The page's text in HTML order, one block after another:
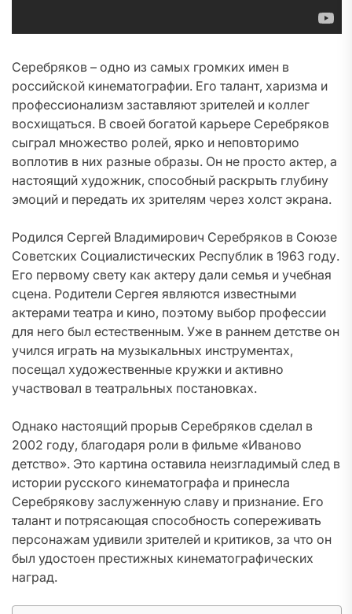
Серебряков – одно из самых громких имен в
российской кинематографии. Его талант, харизма и
профессионализм заставляют зрителей и коллег
восхищаться. В своей богатой карьере Серебряков
сыграл множество ролей, ярко и неповторимо
воплотив в них разные образы. Он не просто актер, а
настоящий художник, способный раскрыть глубину
эмоций и передать их зрителям через холст экрана.
Родился Сергей Владимирович Серебряков в Союзе
Советских Социалистических Республик в 1963 году.
Его первому свету как актеру дали семья и учебная
сцена. Родители Сергея являются известными
актерами театра и кино, поэтому выбор профессии
для него был естественным. Уже в раннем детстве он
учился играть на музыкальных инструментах,
посещал художественные кружки и активно
участвовал в театральных постановках.
Однако настоящий прорыв Серебряков сделал в
2002 году, благодаря роли в фильме «Иваново
детство». Это картина оставила неизгладимый след в
истории русского кинематографа и принесла
Серебрякову заслуженную славу и признание. Его
талант и потрясающая способность сопереживать
персонажам удивили зрителей и критиков, за что он
был удостоен престижных кинематографических
наград.